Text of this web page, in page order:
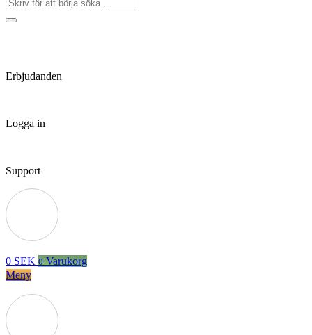
Erbjudanden
Logga in
Support
0 SEK 0 Varukorg
Meny